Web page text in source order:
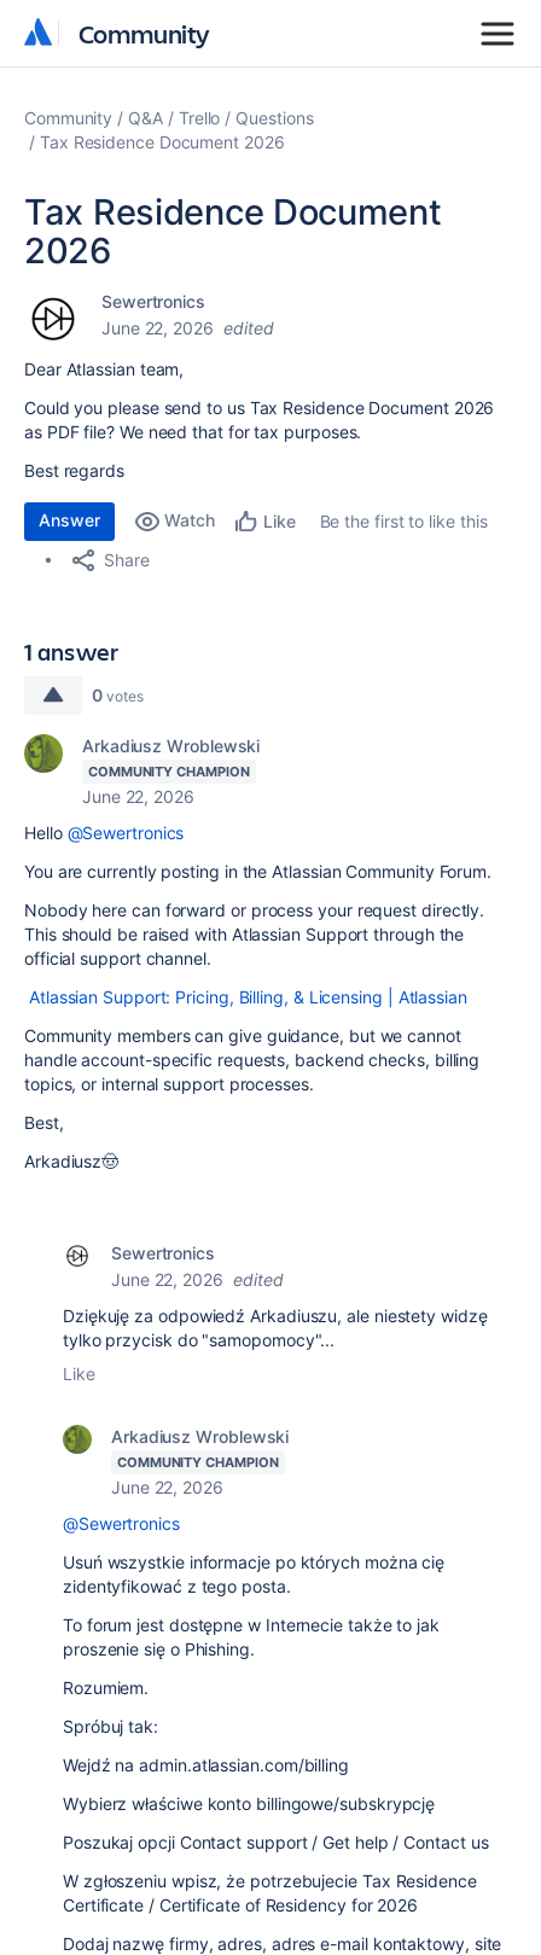
Community
Community
Community Q&A Trello
Questions
Tax Residence Document 2026
Tax Residence Document
2026
Sewertronics
June 22, 2026 edited
Dear Atlassian team,
Could you please send to us Tax Residence Document 2026
as PDF file? We need that for tax purposes.
Best regards
Answer Watch Like
Be the first to like this
Share
1 answer
0 votes
Arkadiusz Wroblewski
COMMUNITY CHAMPION
June 22, 2026
Hello @Sewertronics
You are currently posting in the Atlassian Community Forum.
Nobody here can forward or process your request directly.
This should be raised with Atlassian Support through the
official support channel.
Atlassian Support: Pricing, Billing, & Licensing | Atlassian
Community members can give guidance, but we cannot
handle account-specific requests, backend checks, billing
topics, or internal support processes.
Best,
Arkadiusz🤠
Sewertronics
June 22, 2026 edited
Dziękuję za odpowiedź Arkadiuszu, ale niestety widzę
tylko przycisk do "samopomocy"...
Like
Arkadiusz Wroblewski
COMMUNITY CHAMPION
June 22, 2026
@Sewertronics
Usuń wszystkie informacje po których można cię
zidentyfikować z tego posta.
To forum jest dostępne w Internecie także to jak
proszenie się o Phishing.
Rozumiem.
Spróbuj tak:
Wejdź na admin.atlassian.com/billing
Wybierz właściwe konto billingowe/subskrypcję
Poszukaj opcji Contact support / Get help / Contact us
W zgłoszeniu wpisz, że potrzebujecie Tax Residence
Certificate / Certificate of Residency for 2026
Dodaj nazwę firmy, adres, adres e-mail kontaktowy, site